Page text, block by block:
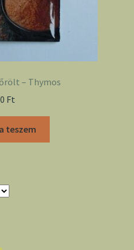
– Thymos
Ft
teszem